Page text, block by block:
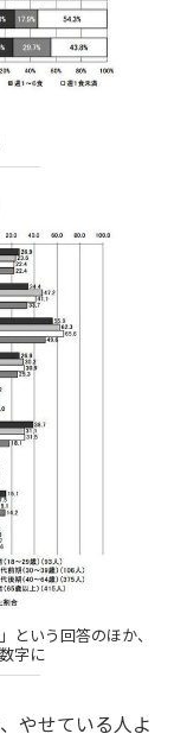
という回答のほか、
字に
やせている人よ